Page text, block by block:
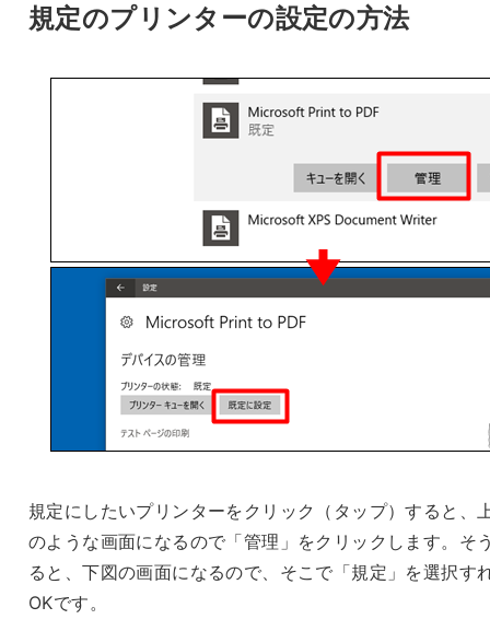
規定のプリンターの設定の方法
規定にしたいプリンターをクリック（タップ）すると、
のような画面になるので「管理」をクリックします。そ
ると、下図の画面になるので、そこで「規定」を選択す
OKです。